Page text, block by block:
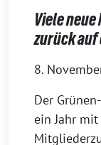
Viele
zurück
8.
Der
ein Jahr